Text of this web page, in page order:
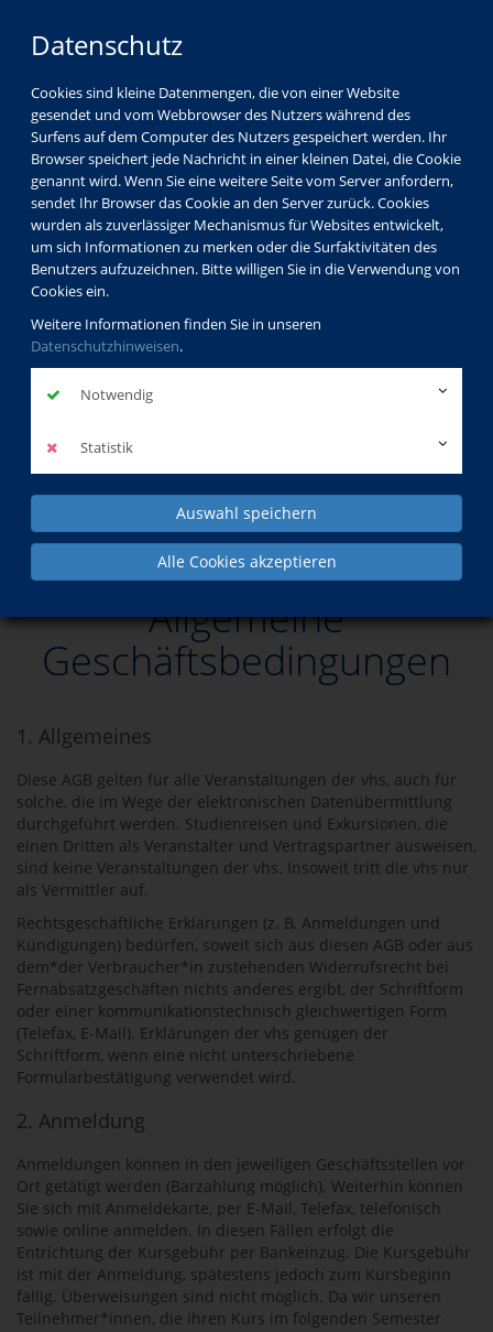
Datenschutz
Cookies sind kleine Datenmengen, die von einer Website
gesendet und vom Webbrowser des Nutzers während des
Surfens auf dem Computer des Nutzers gespeichert werden. Ihr
Browser speichert jede Nachricht in einer kleinen Datei, die Cookie
genannt wird. Wenn Sie eine weitere Seite vom Server anfordern,
sendet Ihr Browser das Cookie an den Server zurück. Cookies
wurden als zuverlässiger Mechanismus für Websites entwickelt,
um sich Informationen zu merken oder die Surfaktivitäten des
Benutzers aufzuzeichnen. Bitte willigen Sie in die Verwendung von
Cookies ein.
Weitere Informationen finden Sie in unseren
Datenschutzhinweisen.
Notwendig
Statistik
Auswahl speichern
Alle Cookies akzeptieren
AGB
Allgemeine
Geschäftsbedingungen
1. Allgemeines
Diese AGB gelten für alle Veranstaltungen der vhs, auch für
solche, die im Wege der elektronischen Datenübermittlung
durchgeführt werden. Studienreisen und Exkursionen, die
einen Dritten als Veranstalter und Vertragspartner ausweisen,
sind keine Veranstaltungen der vhs. Insoweit tritt die vhs nur
als Vermittler auf.
Rechtsgeschäftliche Erklärungen (z. B. Anmeldungen und
Kündigungen) bedürfen, soweit sich aus diesen AGB oder aus
dem*der Verbraucher*in zustehenden Widerrufsrecht bei
Fernabsatzgeschäften nichts anderes ergibt, der Schriftform
oder einer kommunikationstechnisch gleichwertigen Form
(Telefax, E-Mail). Erklärungen der vhs genügen der
Schriftform, wenn eine nicht unterschriebene
Formularbestätigung verwendet wird.
2. Anmeldung
Anmeldungen können in den jeweiligen Geschäftsstellen vor
Ort getätigt werden (Barzahlung möglich). Weiterhin können
Sie sich mit Anmeldekarte, per E-Mail, Telefax, telefonisch
sowie online anmelden. In diesen Fällen erfolgt die
Entrichtung der Kursgebühr per Bankeinzug. Die Kursgebühr
ist mit der Anmeldung, spätestens jedoch zum Kursbeginn
fällig. Überweisungen sind nicht möglich. Da wir unseren
Teilnehmer*innen, die ihren Kurs im folgenden Semester